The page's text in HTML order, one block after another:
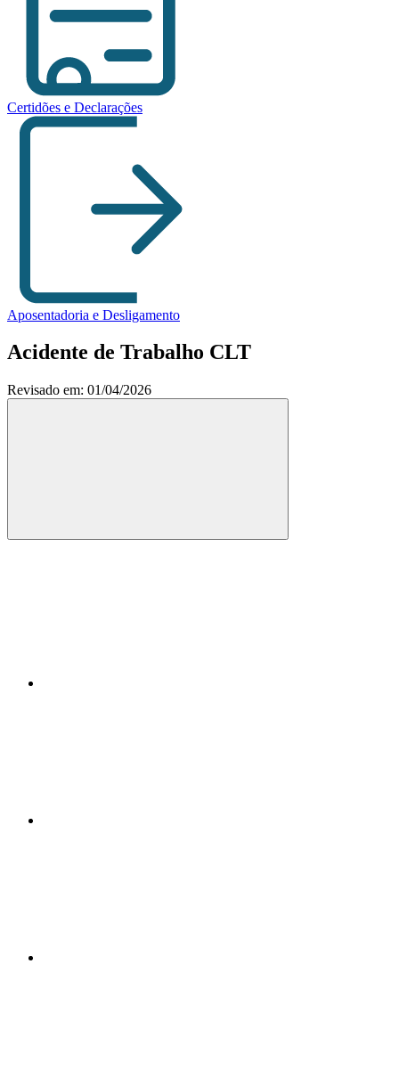
Certidões e Declarações
Aposentadoria e Desligamento
Acidente de Trabalho CLT
Revisado em: 01/04/2026
Compartilhar